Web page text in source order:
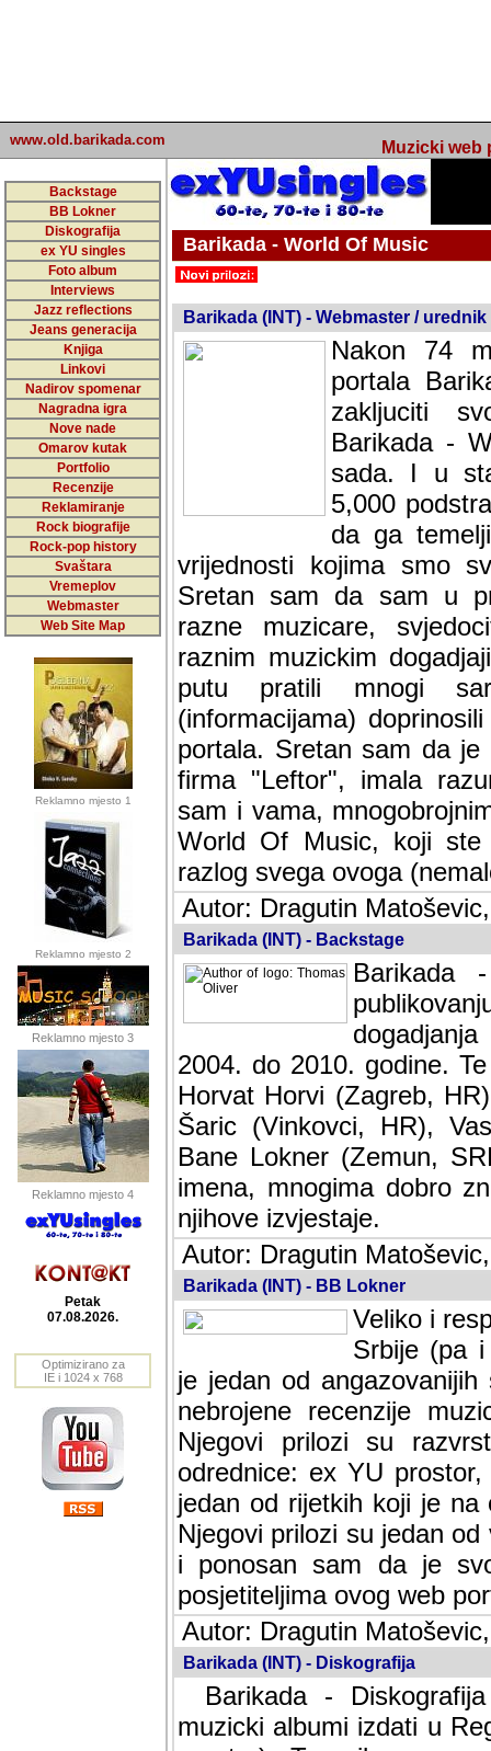
www.old.barikada.com Muzicki web
Backstage
BB Lokner
Diskografija
ex YU singles
Foto album
Interviews
Jazz reflections
Jeans generacija
Knjiga
Linkovi
Nadirov spomenar
Nagradna igra
Nove nade
Omarov kutak
Portfolio
Recenzije
Reklamiranje
Rock biografije
Rock-pop history
Svaštara
Vremeplov
Webmaster
Web Site Map
Reklamno mjesto 1
Reklamno mjesto 2
Reklamno mjesto 3
Reklamno mjesto 4
Petak
07.08.2026.
Optimizirano za
IE i 1024 x 768
Barikada - World Of Music
Barikada (INT) - Webmaster / urednik
Nakon 74
portala
zakljuciti
Barikada -
sada. I u
5,000
da ga
vrijednosti kojima smo
Sretan sam da sam u
muzicare, svjedociti
muzickim dogadjajima...
mnogi saradnici koji
doprinosili vrijednosti i
sam da je i moj web
imala razumijevanja za
mnogobrojnim
Music, koji ste ga
ovoga (nemalog) rada.
Autor: Dragutin
Barikada (INT) - Backstage
Barikada
2004. do 2010. godine.
Horvat Horvi (Zagreb,
Šaric (Vinkovci, HR),
Bane Lokner (Zemun,
imena, mnogima dobro
njihove izvjestaje.
Autor: Dragutin
Barikada (INT) - BB Lokner
Veliko i
Srbije (pa i
jedan od angazovanijih
nebrojene recenzije
Njegovi prilozi su
odrednice: ex YU
jedan od rijetkih koji je
Njegovi prilozi su jedan
i ponosan sam da je
posjetiteljima ovog web
Autor: Dragutin
Barikada (INT) - Diskografija
Barikada -
muzicki albumi izdati u